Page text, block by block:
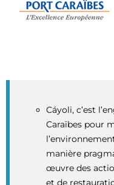
Cáyoli, c’est
Caraïbes pour
manière
œuvre des
et de